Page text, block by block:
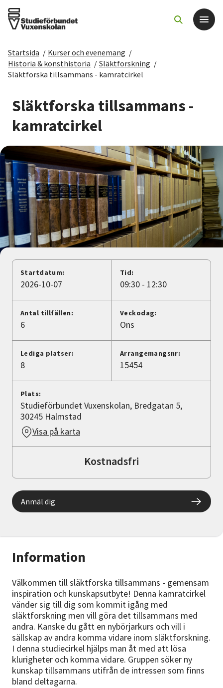
Det här gör vi
Sök kurser och evenemang
Om SV
Starta studiecirkel
Cirkelledare
Nyheter
Lyssna
Startsida / Kurser och evenemang /
Historia & konsthistoria / Släktforskning /
Släktforska tillsammans - kamratcirkel
Släktforska tillsammans -
kamratcirkel
Information
Välkommen till släktforska tillsammans - gemensam
inspiration och kunskapsutbyte! Denna kamratcirkel
vänder sig till dig som kommit igång med
släktforskning men vill göra det tillsammans med
andra. Kanske du gått en nybörjarkurs och vill i
sällskap av andra komma vidare inom släktforskning.
I denna studiecirkel hjälps man åt med att lösa
klurigheter och komma vidare. Gruppen söker ny
kunskap tillsammans utifrån de intressen som finns
bland deltagarna.
Startdatum:
2026-10-07
Tid:
09:30 - 12:30
Antal tillfällen:
6
Veckodag:
Ons
Lediga platser:
8
Arrangemangsnr:
15454
Plats:
Studieförbundet Vuxenskolan, Bredgatan 5,
30245 Halmstad
Visa på karta
Kostnadsfri
Anmäl dig